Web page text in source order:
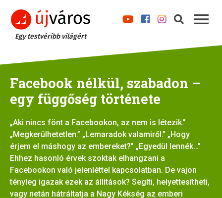
Egy testvéribb világért
Facebook nélkül, szabadon –
egy függőség története
„Aki nincs fönt a Facebookon, az nem is létezik.”
„Megkerülhetetlen.” „Lemaradok valamiről.” „Hogy
érjem el máshogy az embereket?” „Egyedül lennék…”
Ehhez hasonló érvek szoktak elhangzani a
Facebookon való jelenléttel kapcsolatban. De vajon
tényleg igazak ezek az állítások? Segíti, helyettesítheti,
vagy netán hátráltatja a Nagy Kékség az emberi